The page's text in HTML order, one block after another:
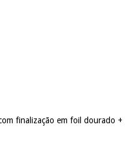
finalização em foil dourado +